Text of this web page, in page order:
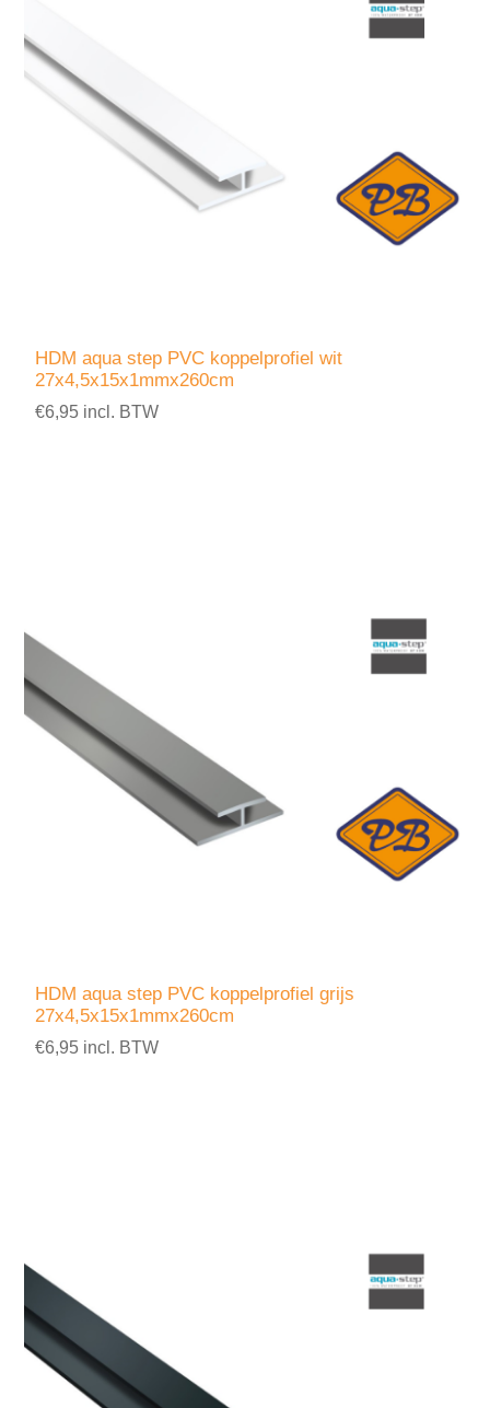
HDM aqua step PVC koppelprofiel wit
27x4,5x15x1mmx260cm
€6,95 incl. BTW
HDM aqua step PVC koppelprofiel grijs
27x4,5x15x1mmx260cm
€6,95 incl. BTW